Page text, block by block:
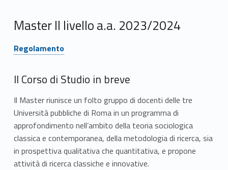
Master II livello a.a. 2023/2024
Link identifier #identifier__92286-1
Regolamento
Il Corso di Studio in breve
Il Master riunisce un folto gruppo di docenti delle tre
Università pubbliche di Roma in un programma di
approfondimento nell’ambito della teoria sociologica
classica e contemporanea, della metodologia di ricerca, sia
in prospettiva qualitativa che quantitativa, e propone
attività di ricerca classiche e innovative.